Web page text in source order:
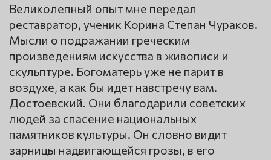
Великолепный опыт мне передал
реставратор, ученик Корина Степан Чураков.
Мысли о подражании греческим
произведениям искусства в живописи и
скульптуре. Богоматерь уже не парит в
воздухе, а как бы идет навстречу вам.
Достоевский. Они благодарили советских
людей за спасение национальных
памятников культуры. Он словно видит
зарницы надвигающейся грозы, в его